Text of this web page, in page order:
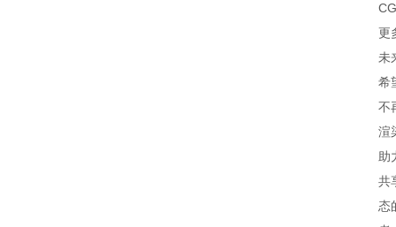
更
未
希
不
渲
助
共
态